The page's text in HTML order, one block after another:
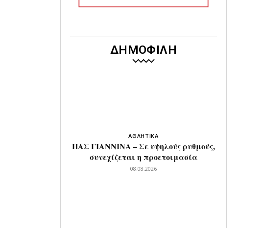
ΔΗΜΟΦΙΛΗ
ΑΘΛΗΤΙΚΑ
ΠΑΣ ΓΙΑΝΝΙΝΑ – Σε υψηλούς ρυθμούς,
συνεχίζεται η προετοιμασία
08.08.2026